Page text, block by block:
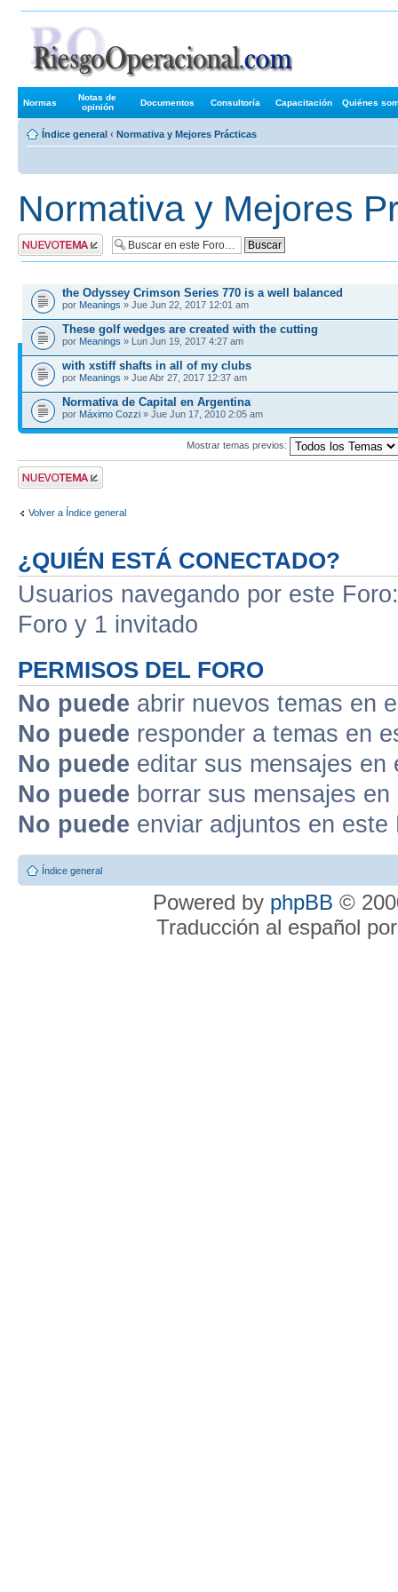
Normas
Notas de
opinión
Documentos Consultoría Capacitación Quiénes
Índice general ‹ Normativa y Mejores Prácticas
Normativa y Mejores
Publicar un nuevo
tema
the Odyssey Crimson Series 770 is a well balanced
por Meanings » Jue Jun 22, 2017 12:01 am
These golf wedges are created with the cutting
por Meanings » Lun Jun 19, 2017 4:27 am
with xstiff shafts in all of my clubs
por Meanings » Jue Abr 27, 2017 12:37 am
Normativa de Capital en Argentina
por Máximo Cozzi » Jue Jun 17, 2010 2:05 am
Mostrar temas previos:
Publicar un nuevo
tema
Volver a Índice general
¿QUIÉN ESTÁ CONECTADO?
Usuarios navegando por este
Foro y 1 invitado
PERMISOS DEL FORO
No puede abrir nuevos temas en
No puede responder a temas en
No puede editar sus mensajes en
No puede borrar sus mensajes
No puede enviar adjuntos en este
Índice general
Powered by phpBB ©
Traducción al español